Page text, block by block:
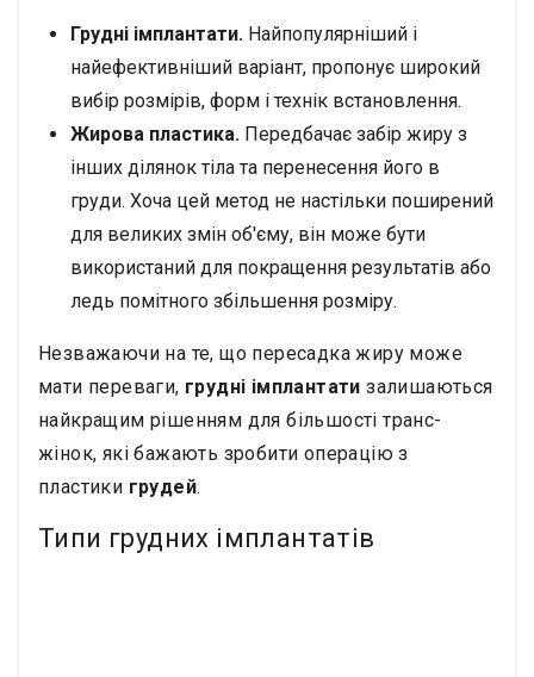
Грудні імплантати. Найпопулярніший і
найефективніший варіант, пропонує широкий
вибір розмірів, форм і технік встановлення.
Жирова пластика. Передбачає забір жиру з
інших ділянок тіла та перенесення його в
груди. Хоча цей метод не настільки поширений
для великих змін об'єму, він може бути
використаний для покращення результатів або
ледь помітного збільшення розміру.
Незважаючи на те, що пересадка жиру може
мати переваги, грудні імплантати залишаються
найкращим рішенням для більшості транс-
жінок, які бажають зробити операцію з
пластики грудей.
Типи грудних імплантатів